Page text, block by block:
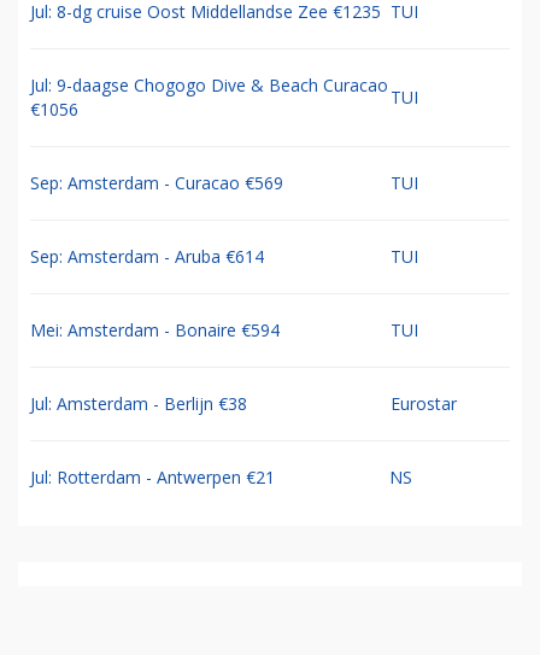
Jul: 8-dg cruise Oost Middellandse Zee €1235 TUI
Jul: 9-daagse Chogogo Dive & Beach Curacao
€1056
TUI
Sep: Amsterdam - Curacao €569 TUI
Sep: Amsterdam - Aruba €614 TUI
Mei: Amsterdam - Bonaire €594 TUI
Jul: Amsterdam - Berlijn €38 Eurostar
Jul: Rotterdam - Antwerpen €21 NS